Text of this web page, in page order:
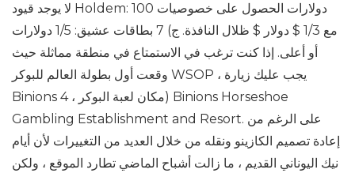
لا يوجد قيود Holdem: 100 دولارات الحصول على خصوصيات
مع 1/3 $ دولار $ ظلال النافذة. ج) 7 بطاقات عشيق: 1/5 دولارات
أو أعلى. إذا كنت ترغب في الاستمتاع في منطقة مماثلة حيث
وقعت أول بطولة العالم للبوكر WSOP ، يجب عليك زيارة
Binions مكان لعبة البوكر ، 4) Binions Horseshoe
Gambling Establishment and Resort. على الرغم من
إعادة تصميم الكازينو ونقله من خلال العديد من التغييرات لأن أيام
نيك اليوناني القديم ، ما زالت أشباح الماضي تطارد الموقع ، ولكن